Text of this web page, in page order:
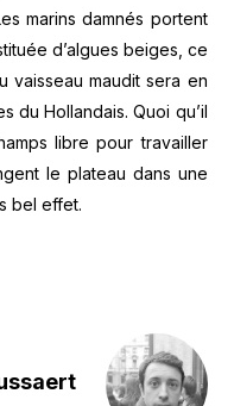
marins damnés portent
d’algues beiges, ce
vaisseau maudit sera en
du Hollandais. Quoi qu’il
libre pour travailler
le plateau dans une
bel effet.